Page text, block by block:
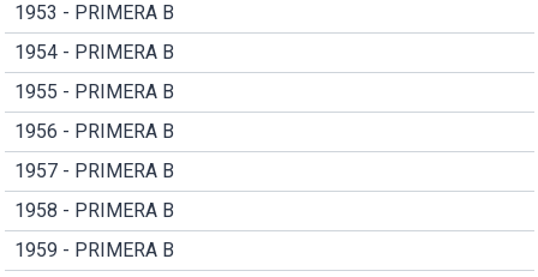
1953 - PRIMERA B
1954 - PRIMERA B
1955 - PRIMERA B
1956 - PRIMERA B
1957 - PRIMERA B
1958 - PRIMERA B
1959 - PRIMERA B